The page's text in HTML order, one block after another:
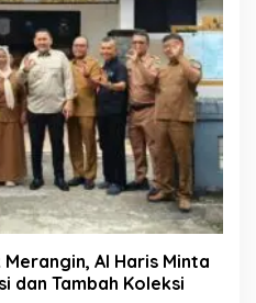
Al Haris Minta
dan Tambah Koleksi